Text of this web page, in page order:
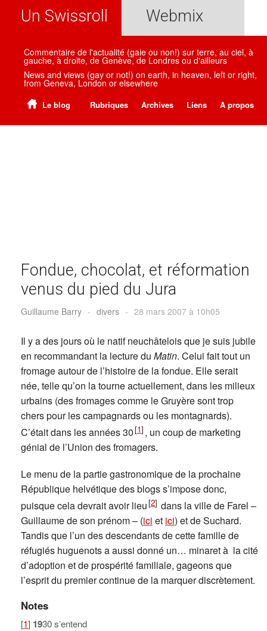
Un Swissroll Webmix
Commentaire de l'actualité (gaie ou non!) sur terre, au ciel, à
gauche, à droite, de Genève, de Londres ou d'ailleurs
News and views (gay or not!) on earth, in heaven, left or right,
from Geneva, London or elsewhere
Le blog Rubriques Archives Liens A propos
Fondue, chocolat, et réformation
venus du pied du Jura
Guillaume Barry - divers - 28 mars 2007 à 10h05
Il y a des jours où le natif neuchâtelois que je suis jubile
en recommandant la lecture du Matin. Celui fait tout un
fromage autour de l’histoire de la fondue. Elle serait
née, telle qu’on la tourne actuellement, dans les milieux
urbains (des fromages comme le Gruyère sont trop
chers pour les campagnards ou les montagnards).
C’était dans les années 30[1] , un coup de marketing
génial de l’Union des fromagers.
Le menu de la partie gastronomique de la prochaine
République helvétique des blogs s’impose donc,
puisque cela devrait avoir lieu[2] dans la ville de Farel –
Guillaume de son prénom – (ici et ici) et de Suchard.
Tandis que l’un des descendants de cette famille de
réfugiés huguenots a aussi donné un… minaret à la cité
d’adoption et de prospérité familiale, gageons que
l’esprit du premier continue de la marquer discrètement.
Notes
[1] 1930 s’entend